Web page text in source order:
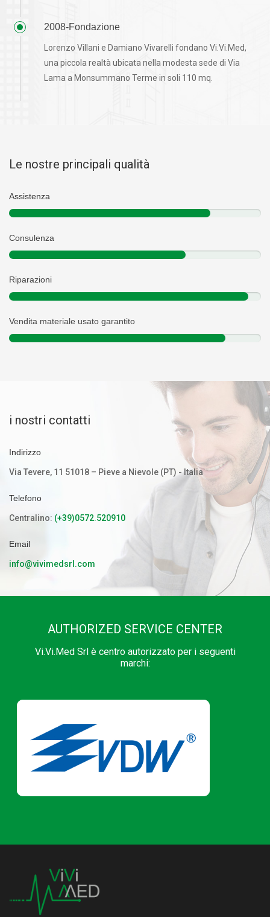
2008-Fondazione
Lorenzo Villani e Damiano Vivarelli fondano Vi.Vi.Med,
una piccola realtà ubicata nella modesta sede di Via
Lama a Monsummano Terme in soli 110 mq.
Le nostre principali qualità
Assistenza
Consulenza
Riparazioni
Vendita materiale usato garantito
i nostri contatti
Indirizzo
Via Tevere, 11 51018 – Pieve a Nievole (PT) - Italia
Telefono
Centralino: (+39)0572.520910
Email
info@vivimedsrl.com
AUTHORIZED SERVICE CENTER
Vi.Vi.Med Srl è centro autorizzato per i seguenti
marchi: